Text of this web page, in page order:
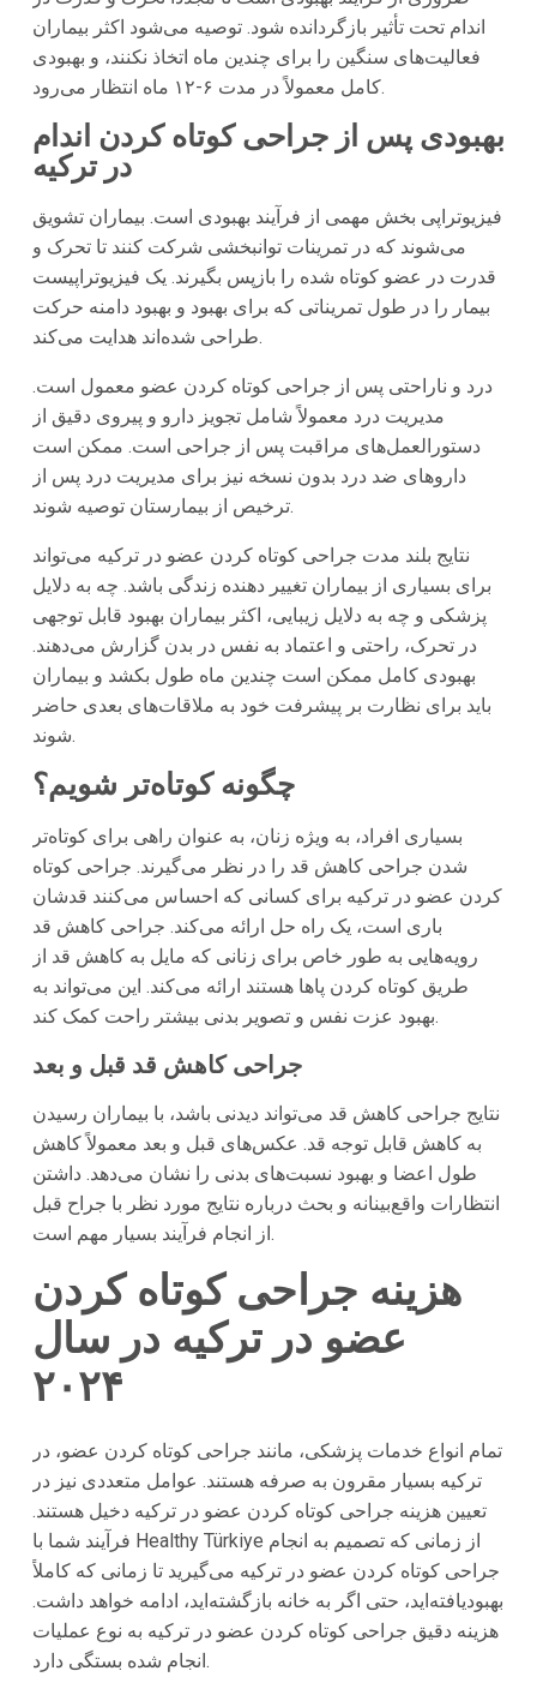
اندام تحت تأثیر بازگردانده شود. توصیه می‌شود اکثر بیماران
فعالیت‌های سنگین را برای چندین ماه اتخاذ نکنند، و بهبودی
کامل معمولاً در مدت ۶-۱۲ ماه انتظار می‌رود.
بهبودی پس از جراحی کوتاه کردن اندام
در ترکیه
فیزیوتراپی بخش مهمی از فرآیند بهبودی است. بیماران تشویق
می‌شوند که در تمرینات توانبخشی شرکت کنند تا تحرک و
قدرت در عضو کوتاه شده را بازپس بگیرند. یک فیزیوتراپیست
بیمار را در طول تمریناتی که برای بهبود و بهبود دامنه حرکت
طراحی شده‌اند هدایت می‌کند.
درد و ناراحتی پس از جراحی کوتاه کردن عضو معمول است.
مدیریت درد معمولاً شامل تجویز دارو و پیروی دقیق از
دستورالعمل‌های مراقبت پس از جراحی است. ممکن است
داروهای ضد درد بدون نسخه نیز برای مدیریت درد پس از
ترخیص از بیمارستان توصیه شوند.
نتایج بلند مدت جراحی کوتاه کردن عضو در ترکیه می‌تواند
برای بسیاری از بیماران تغییر دهنده زندگی باشد. چه به دلایل
پزشکی و چه به دلایل زیبایی، اکثر بیماران بهبود قابل توجهی
در تحرک، راحتی و اعتماد به نفس در بدن گزارش می‌دهند.
بهبودی کامل ممکن است چندین ماه طول بکشد و بیماران
باید برای نظارت بر پیشرفت خود به ملاقات‌های بعدی حاضر
شوند.
چگونه کوتاه‌تر شویم؟
بسیاری افراد، به ویژه زنان، به عنوان راهی برای کوتاه‌تر
شدن جراحی کاهش قد را در نظر می‌گیرند. جراحی کوتاه
کردن عضو در ترکیه برای کسانی که احساس می‌کنند قدشان
باری است، یک راه حل ارائه می‌کند. جراحی کاهش قد
رویه‌هایی به طور خاص برای زنانی که مایل به کاهش قد از
طریق کوتاه کردن پاها هستند ارائه می‌کند. این می‌تواند به
بهبود عزت نفس و تصویر بدنی بیشتر راحت کمک کند.
جراحی کاهش قد قبل و بعد
نتایج جراحی کاهش قد می‌تواند دیدنی باشد، با بیماران رسیدن
به کاهش قابل توجه قد. عکس‌های قبل و بعد معمولاً کاهش
طول اعضا و بهبود نسبت‌های بدنی را نشان می‌دهد. داشتن
انتظارات واقع‌بینانه و بحث درباره نتایج مورد نظر با جراح قبل
از انجام فرآیند بسیار مهم است.
هزینه جراحی کوتاه کردن
عضو در ترکیه در سال
۲۰۲۴
تمام انواع خدمات پزشکی، مانند جراحی کوتاه کردن عضو، در
ترکیه بسیار مقرون به صرفه هستند. عوامل متعددی نیز در
تعیین هزینه جراحی کوتاه کردن عضو در ترکیه دخیل هستند.
فرآیند شما با Healthy Türkiye از زمانی که تصمیم به انجام
جراحی کوتاه کردن عضو در ترکیه می‌گیرید تا زمانی که کاملاً
بهبودیافته‌اید، حتی اگر به خانه بازگشته‌اید، ادامه خواهد داشت.
هزینه دقیق جراحی کوتاه کردن عضو در ترکیه به نوع عملیات
انجام شده بستگی دارد.